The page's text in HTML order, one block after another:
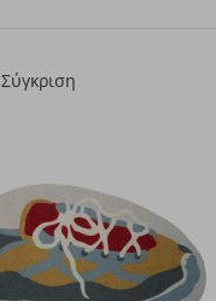
Σύγκριση